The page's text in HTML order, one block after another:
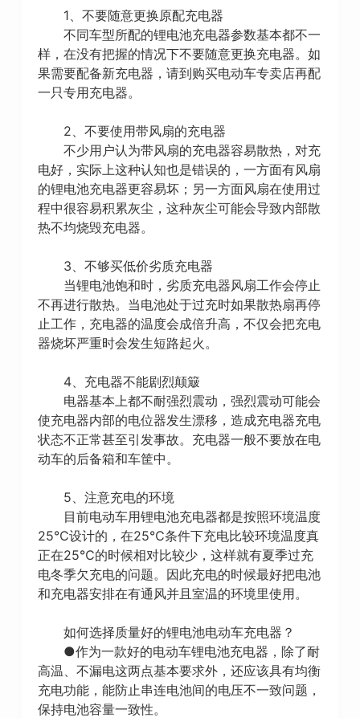
1、不要随意更换原配充电器
不同车型所配的锂电池充电器参数基本都不一
样，在没有把握的情况下不要随意更换充电器。如
果需要配备新充电器，请到购买电动车专卖店再配
一只专用充电器。
2、不要使用带风扇的充电器
不少用户认为带风扇的充电器容易散热，对充
电好，实际上这种认知也是错误的，一方面有风扇
的锂电池充电器更容易坏；另一方面风扇在使用过
程中很容易积累灰尘，这种灰尘可能会导致内部散
热不均烧毁充电器。
3、不够买低价劣质充电器
当锂电池饱和时，劣质充电器风扇工作会停止
不再进行散热。当电池处于过充时如果散热扇再停
止工作，充电器的温度会成倍升高，不仅会把充电
器烧坏严重时会发生短路起火。
4、充电器不能剧烈颠簸
电器基本上都不耐强烈震动，强烈震动可能会
使充电器内部的电位器发生漂移，造成充电器充电
状态不正常甚至引发事故。充电器一般不要放在电
动车的后备箱和车筐中。
5、注意充电的环境
目前电动车用锂电池充电器都是按照环境温度
25℃设计的，在25℃条件下充电比较环境温度真
正在25℃的时候相对比较少，这样就有夏季过充
电冬季欠充电的问题。因此充电的时候最好把电池
和充电器安排在有通风并且室温的环境里使用。
如何选择质量好的锂电池电动车充电器？
●作为一款好的电动车锂电池充电器，除了耐
高温、不漏电这两点基本要求外，还应该具有均衡
充电功能，能防止串连电池间的电压不一致问题，
保持电池容量一致性。